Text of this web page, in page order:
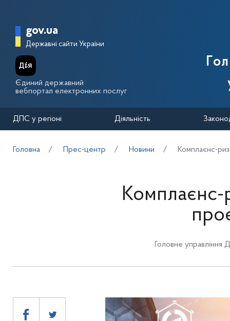
Головна сторінка Державної
gov.ua
Державні сайти України
Єдиний державний
вебпортал електронних послуг
ДПС у регіоні Діяльність
Головна Прес-центр Новини Комплаєнс-
Комплаєнс-
Головне управління